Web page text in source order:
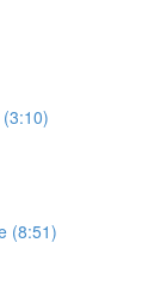
(8:51)